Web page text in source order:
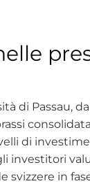
di Passau,
di
investitori
svizzere in